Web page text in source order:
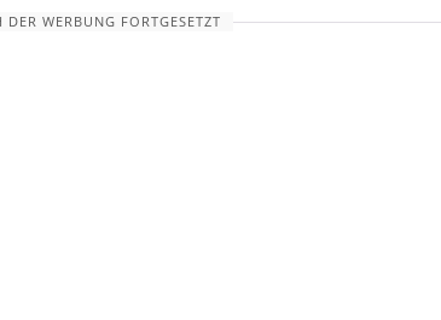
DER WERBUNG FORTGESETZT